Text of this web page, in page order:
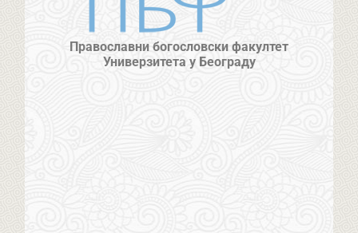
Православни богословски факултет
Универзитета у Београду